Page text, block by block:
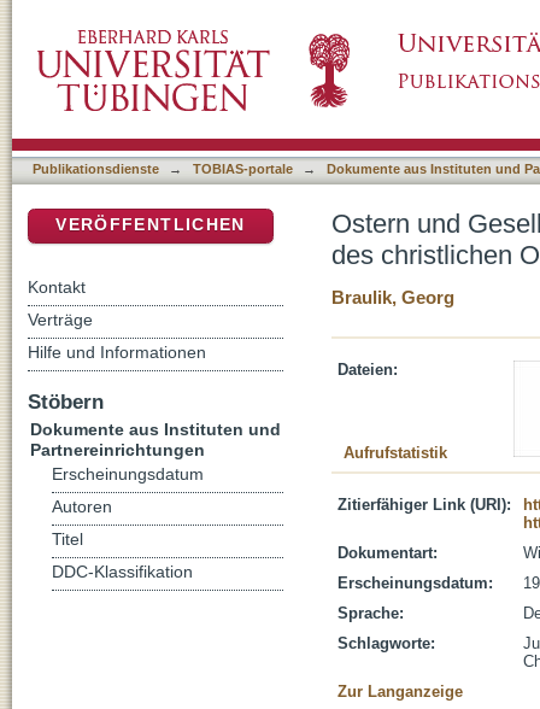
Publikationsdienste → TOBIAS-portale → Dokumente aus Instituten und
Ostern und
des christlichen
Braulik, Georg
Dateien:
Aufrufstatistik
Zitierfähiger Link (URI):
Dokumentart:
Erscheinungsdatum:
Sprache:
Schlagworte:
Zur Langanzeige
VERÖFFENTLICHEN
Kontakt
Verträge
Hilfe und Informationen
Stöbern
Dokumente aus Instituten und
Partnereinrichtungen
Erscheinungsdatum
Autoren
Titel
DDC-Klassifikation